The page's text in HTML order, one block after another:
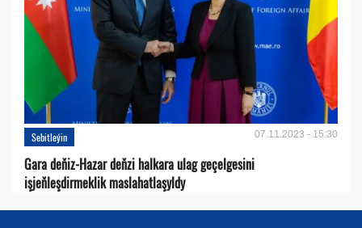
Sebitleýin 07.11.2023 - 15:30
Gara deňiz-Hazar deňzi halkara ulag geçelgesini
işjeňleşdirmeklik maslahatlaşyldy